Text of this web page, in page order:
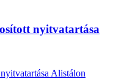
nyitvatartása
Alistálon